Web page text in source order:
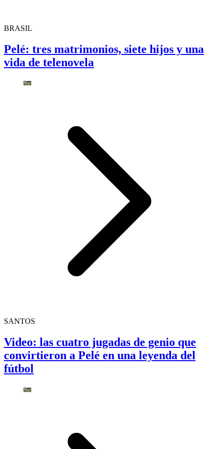
BRASIL
Pelé: tres matrimonios, siete hijos y una
vida de telenovela
SANTOS
Video: las cuatro jugadas de genio que
convirtieron a Pelé en una leyenda del
fútbol